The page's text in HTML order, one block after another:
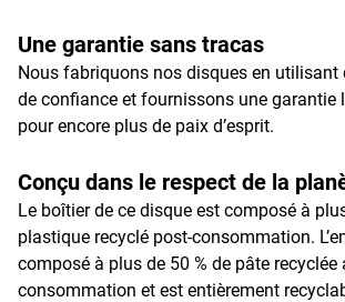
Une garantie sans tracas
Nous fabriquons nos disques en utilisant
de confiance et fournissons une garantie
pour encore plus de paix d’esprit.
Conçu dans le respect de la
Le boîtier de ce disque est composé à
plastique recyclé post-consommation.
composé à plus de 50 % de pâte recyclée
consommation et est entièrement